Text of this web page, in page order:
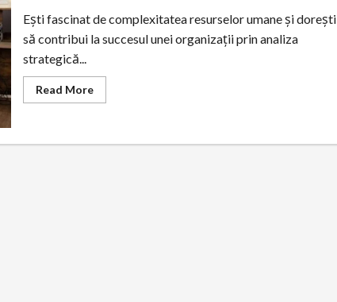
Ești fascinat de complexitatea resurselor umane și dorești
să contribui la succesul unei organizații prin analiza
strategică...
Read MoreRead
more
tău